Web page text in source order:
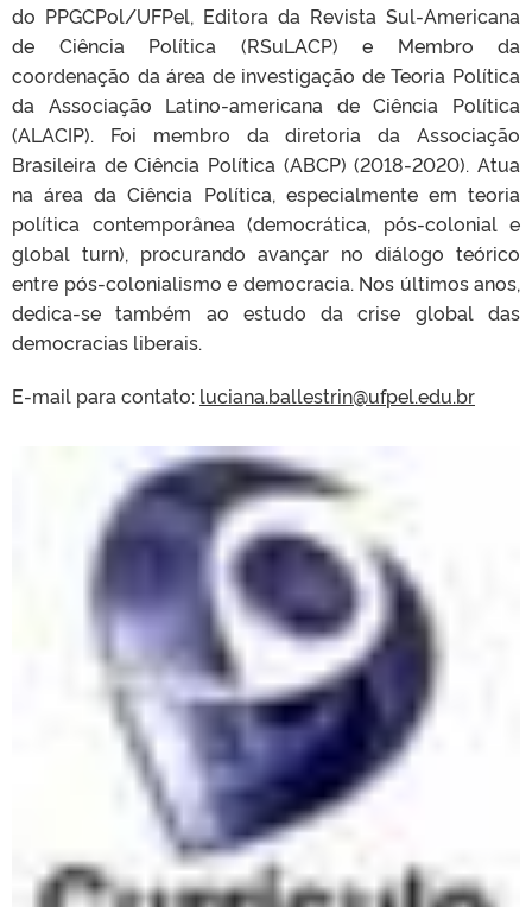
do PPGCPol/UFPel, Editora da Revista Sul-Americana
de Ciência Política (RSuLACP) e Membro da
coordenação da área de investigação de Teoria Política
da Associação Latino-americana de Ciência Política
(ALACIP). Foi membro da diretoria da Associação
Brasileira de Ciência Política (ABCP) (2018-2020). Atua
na área da Ciência Política, especialmente em teoria
política contemporânea (democrática, pós-colonial e
global turn), procurando avançar no diálogo teórico
entre pós-colonialismo e democracia. Nos últimos anos,
dedica-se também ao estudo da crise global das
democracias liberais.
E-mail para contato: luciana.ballestrin@ufpel.edu.br